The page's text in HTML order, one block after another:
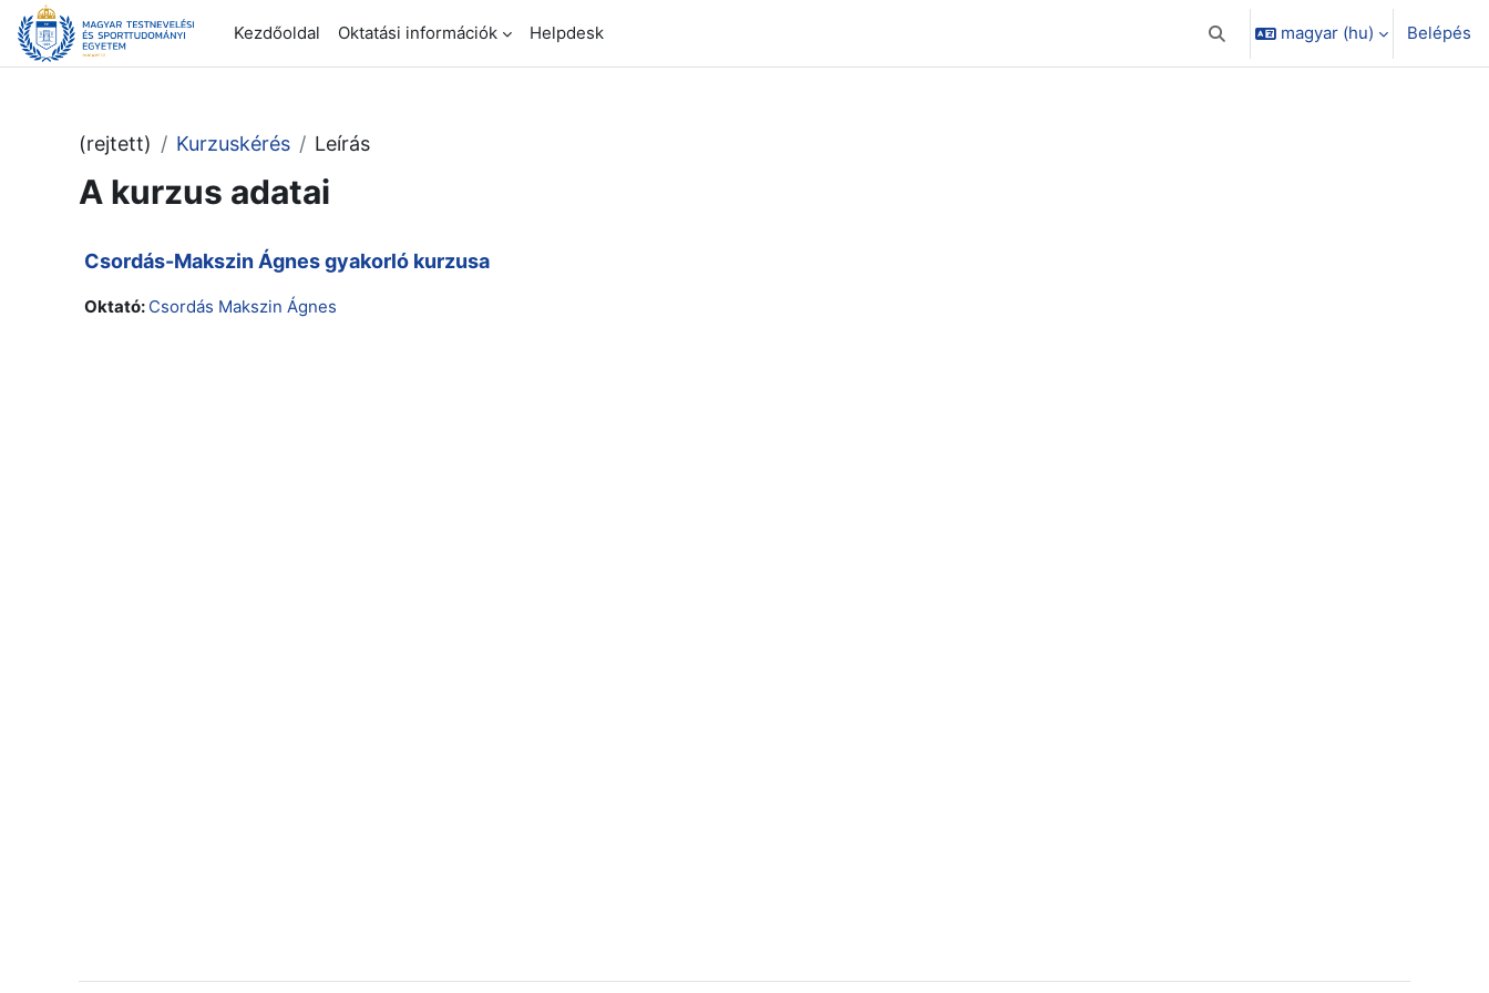
Tovább a fő tartalomhoz
Kezdőoldal
Oktatási információk Helpdesk Keresési bemeneti adatok váltása
magyar ‎(hu)‎ Belépés
(rejtett) Kurzuskérés Leírás
A kurzus adatai
Csordás-Makszin Ágnes gyakorló kurzusa
Oktató: Csordás Makszin Ágnes